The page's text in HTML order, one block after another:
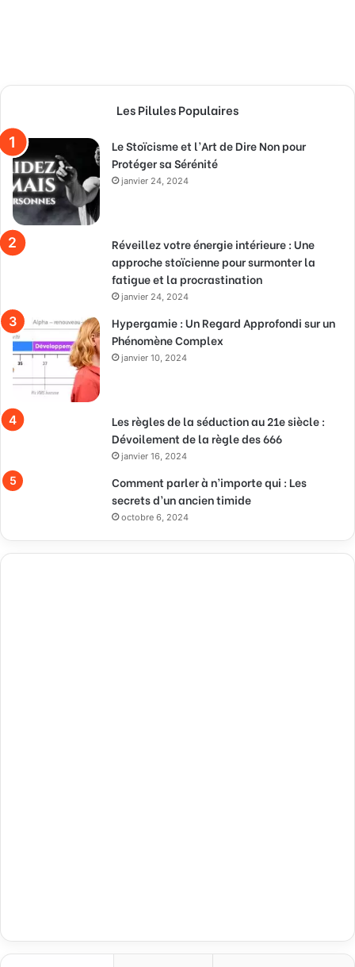
Les Pilules Populaires
Le Stoïcisme et l’Art de Dire Non pour
Protéger sa Sérénité
janvier 24, 2024
Réveillez votre énergie intérieure : Une
approche stoïcienne pour surmonter la
fatigue et la procrastination
janvier 24, 2024
Hypergamie : Un Regard Approfondi sur un
Phénomène Complex
janvier 10, 2024
Les règles de la séduction au 21e siècle :
Dévoilement de la règle des 666
janvier 16, 2024
Comment parler à n’importe qui : Les
secrets d’un ancien timide
octobre 6, 2024